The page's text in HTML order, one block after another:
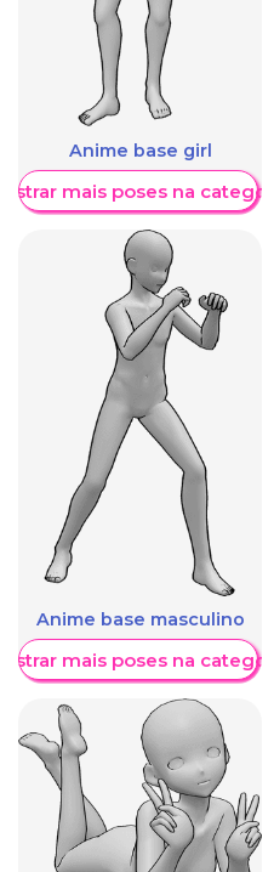
Anime base girl
mais poses na
Anime base masculino
mais poses na